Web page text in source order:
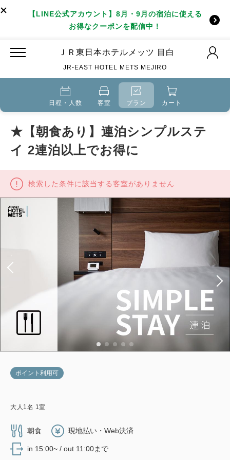
【LINE公式アカウント】8月・9月の宿泊に使える
お得なクーポンを配信中！
ＪＲ東日本ホテルメッツ 目白
JR-EAST HOTEL METS MEJIRO
日程・人数 客室 プラン カート
★【朝食あり】連泊シンプルステ
イ 2連泊以上でお得に
検索した条件に該当する客室がありません
ポイント利用可
大人 1 名 1 室
朝食 現地払い・Web決済
in 15:00~ / out 11:00まで